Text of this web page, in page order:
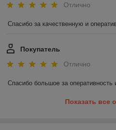
Отлично
Спасибо за качественную и
Покупатель
Отлично
Спасибо большое за оперативность
Показать все